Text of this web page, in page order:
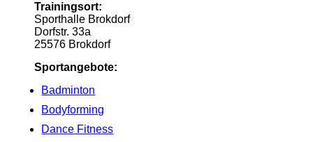
Trainingsort:
Sporthalle Brokdorf
Dorfstr. 33a
25576 Brokdorf
Sportangebote:
Badminton
Bodyforming
Dance Fitness